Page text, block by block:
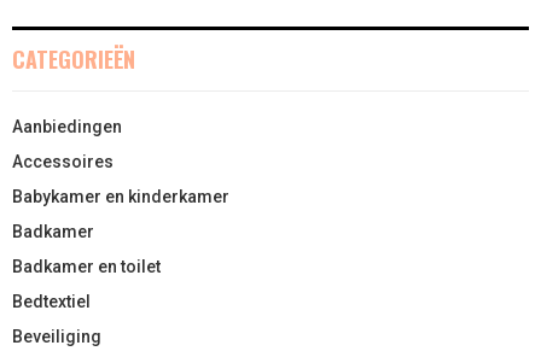
CATEGORIEËN
Aanbiedingen
Accessoires
Babykamer en kinderkamer
Badkamer
Badkamer en toilet
Bedtextiel
Beveiliging